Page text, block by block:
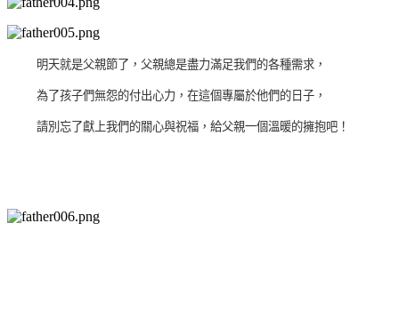
明天就是父親節了，父親總是盡力滿足我們的各種需求，
為了孩子們無怨的付出心力，在這個專屬於他們的日子，
請別忘了獻上我們的關心與祝福，給父親一個溫暖的擁抱吧！